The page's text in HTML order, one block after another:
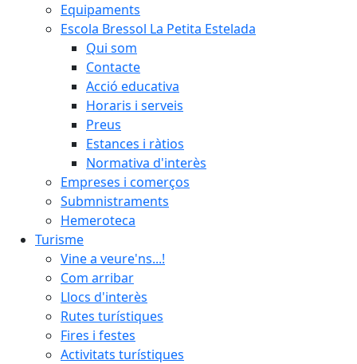
Equipaments
Escola Bressol La Petita Estelada
Qui som
Contacte
Acció educativa
Horaris i serveis
Preus
Estances i ràtios
Normativa d'interès
Empreses i comerços
Submnistraments
Hemeroteca
Turisme
Vine a veure'ns...!
Com arribar
Llocs d'interès
Rutes turístiques
Fires i festes
Activitats turístiques